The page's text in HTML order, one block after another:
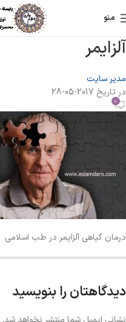
منو
آلزایمر
مدیر سایت
در تاریخ 2017-05-28
0
درمان گیاهی آلزایمر در طب اسلامی
دیدگاهتان را بنویسید